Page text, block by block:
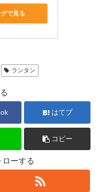
で見る
ランタン
はてブ
コピー
ーする